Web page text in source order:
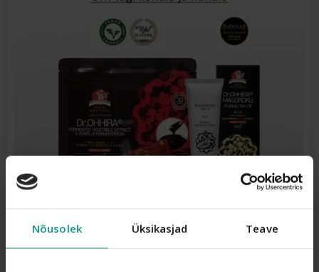
Nõusolek Üksikasjad Teave
Lapse Komplekt Õliga